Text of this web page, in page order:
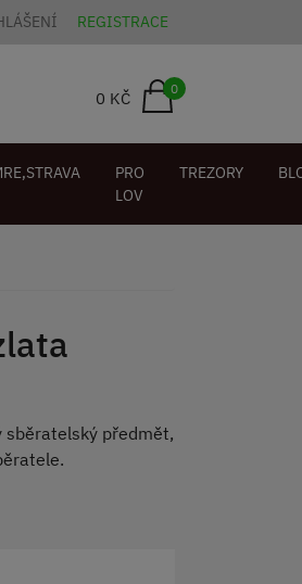
REGISTRACE
0 KČ 0
PRO
LOV
TREZORY
sběratelský předmět,